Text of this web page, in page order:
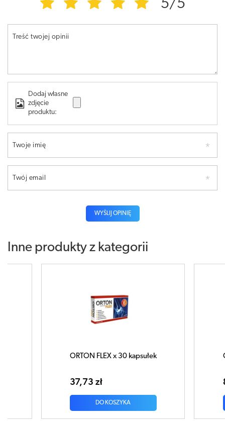
5/5
Treść twojej opinii
Dodaj własne
zdjęcie
produktu:
Twoje imię
Twój email
WYŚLIJ OPINIĘ
Inne produkty z kategorii
ORTON FLEX x 30 saszetek
84,11 zł
DO KOSZYKA